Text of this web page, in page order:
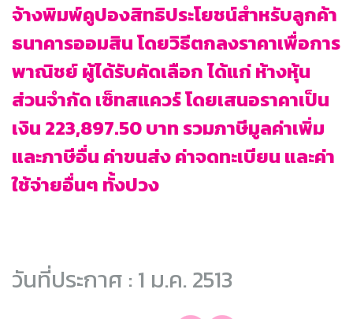
จ้างพิมพ์คูปองสิทธิประโยชน์สำหรับลูกค้า
ธนาคารออมสิน โดยวิธีตกลงราคาเพื่อการ
พาณิชย์ ผู้ได้รับคัดเลือก ได้แก่ ห้างหุ้น
ส่วนจำกัด เซ็ทสแควร์ โดยเสนอราคาเป็น
เงิน 223,897.50 บาท รวมภาษีมูลค่าเพิ่ม
และภาษีอื่น ค่าขนส่ง ค่าจดทะเบียน และค่า
ใช้จ่ายอื่นๆ ทั้งปวง
วันที่ประกาศ : 1 ม.ค. 2513